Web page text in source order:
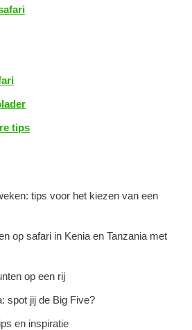
tips
tips voor het kiezen van een
op safari in Kenia en Tanzania met
op een rij
spot jij de Big Five?
en inspiratie